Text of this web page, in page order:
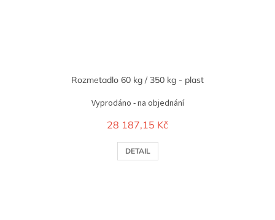
Rozmetadlo 60 kg / 350 kg - plast
Vyprodáno - na objednání
28 187,15 Kč
DETAIL